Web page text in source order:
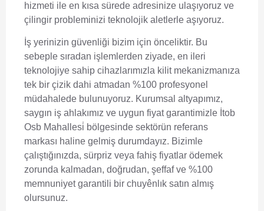
hizmeti ile en kısa sürede adresinize ulaşıyoruz ve
çilingir probleminizi teknolojik aletlerle aşıyoruz.
İş yerinizin güvenliği bizim için önceliktir. Bu
sebeple sıradan işlemlerden ziyade, en ileri
teknolojiye sahip cihazlarımızla kilit mekanizmanıza
tek bir çizik dahi atmadan %100 profesyonel
müdahalede bulunuyoruz. Kurumsal altyapımız,
saygın iş ahlakımız ve uygun fiyat garantimizle İtob
Osb Mahallesi̇ bölgesinde sektörün referans
markası haline gelmiş durumdayız. Bizimle
çalıştığınızda, sürpriz veya fahiş fiyatlar ödemek
zorunda kalmadan, doğrudan, şeffaf ve %100
memnuniyet garantili bir chuyênlık satın almış
olursunuz.